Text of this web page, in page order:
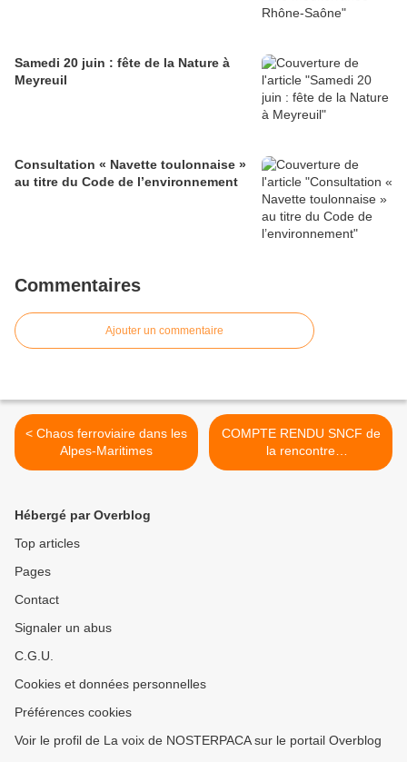
Samedi 20 juin : fête de la Nature à
Meyreuil
Consultation « Navette toulonnaise »
au titre du Code de l’environnement
Commentaires
Ajouter un commentaire
< Chaos ferroviaire dans les
Alpes-Maritimes
COMPTE RENDU SNCF de
la rencontre
ASSOCIATIONS
Hébergé par Overblog
Top articles
Pages
Contact
Signaler un abus
C.G.U.
Cookies et données personnelles
Préférences cookies
Voir le profil de La voix de NOSTERPACA sur le portail Overblog